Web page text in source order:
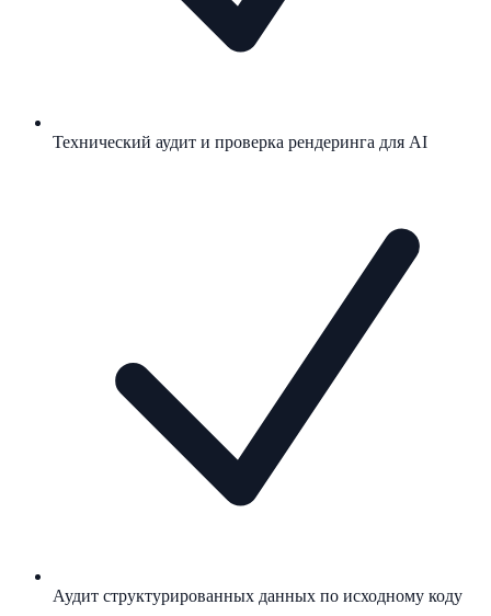
Технический аудит и проверка рендеринга для AI
Аудит структурированных данных по исходному коду